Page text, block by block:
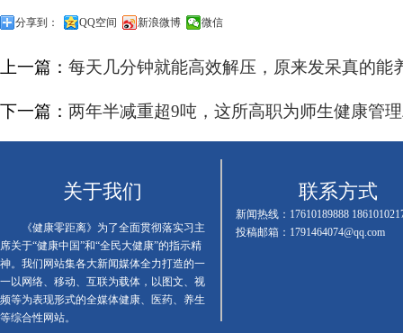
分享到： QQ空间 新浪微博 微信
上一篇： 每天几分钟就能高效解压，原来发呆真的能
下一篇： 两年半减重超9吨，这所高职为师生健康管
关于我们
《健康零距离》为了全面贯彻落实习主
席关于“健康中国”和“全民大健康”的指示精
神。我们网站集各大新闻媒体全力打造的一
一以网络、移动、互联为载体，以图文、视
频等为表现形式的全媒体健康、医药、养生
等综合性网站。
联系方式
新闻热线：17610189888
投稿邮箱：1791464074@qq.com